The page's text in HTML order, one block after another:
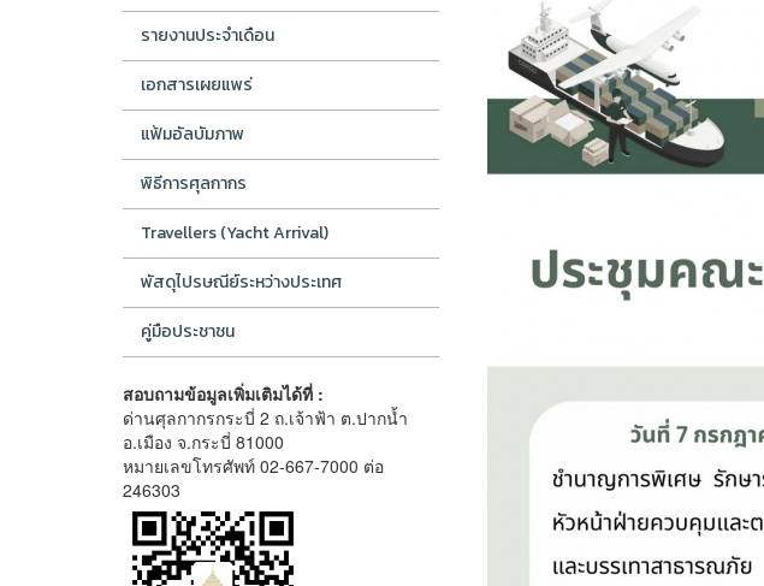
รายงานประจำเดือน
เอกสารเผยแพร่
แฟ้มอัลบัมภาพ
พิธีการศุลกากร
Travellers (Yacht Arrival)
พัสดุไปรษณีย์ระหว่างประเทศ
คู่มือประชาชน
สอบถามข้อมูลเพิ่มเติมได้ที่ :
ด่านศุลกากรกระบี่ 2 ถ.เจ้าฟ้า ต.ปากน้ำ
อ.เมือง จ.กระบี่ 81000
หมายเลขโทรศัพท์ 02-667-7000 ต่อ
246303